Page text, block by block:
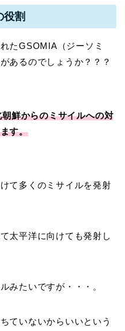
役割
たGSOMIA（ジーソミ
あるのでしょうか？？？
鮮からのミサイルへの対
す。
て多くのミサイルを発射
太平洋に向けても発射し
みたいですが・・・。
ていないからいいという